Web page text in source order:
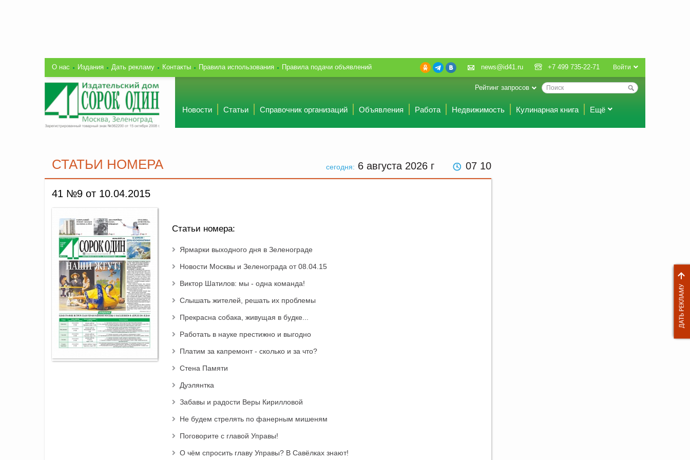
О нас Издания Дать рекламу Контакты Правила использования Правила подачи объявлений Войти
news@id41.ru +7 499 735-22-71
Рейтинг запросов
Новости Статьи Справочник организаций Объявления Работа Недвижимость Кулинарная книга Ещё
сегодня: 6 августа 2026 г 07 10
СТАТЬИ НОМЕРА
41 №9 от 10.04.2015
Статьи номера:
Ярмарки выходного дня в Зеленограде
Новости Москвы и Зеленограда от 08.04.15
Виктор Шатилов: мы - одна команда!
Слышать жителей, решать их проблемы
Прекрасна собака, живущая в будке...
Работать в науке престижно и выгодно
Платим за капремонт - сколько и за что?
Стена Памяти
Дуэлянтка
Забавы и радости Веры Кирилловой
Не будем стрелять по фанерным мишеням
Поговорите с главой Управы!
О чём спросить главу Управы? В Савёлках знают!